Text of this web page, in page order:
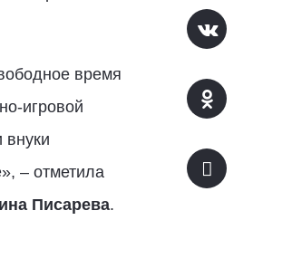
время
игровой
внуки
– отметила
Писарева.